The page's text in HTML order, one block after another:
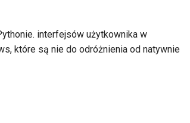
Polski
interfejsów użytkownika w
które są nie do odróżnienia od natywnie